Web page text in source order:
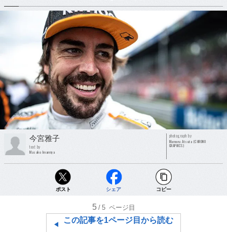
今宮雅子
text by
Masako Imamiya
photograph by
Mamoru Atsuta (CHRONO
GRAPHICS)
ポスト シェア コピー
5 /5 ページ目
この記事を1ページ目から読む